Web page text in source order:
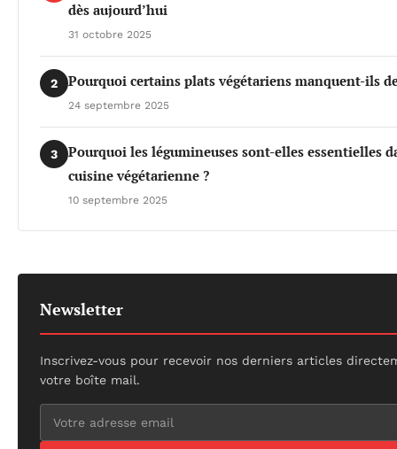
dès aujourd’hui
31 octobre 2025
2 Pourquoi certains plats végétariens manquent-ils
24 septembre 2025
3
Pourquoi les légumineuses sont-elles essentielles
cuisine végétarienne ?
10 septembre 2025
Newsletter
Inscrivez-vous pour recevoir nos derniers articles
votre boîte mail.